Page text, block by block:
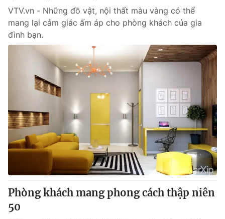
Xã hội
Pháp luật
Tin tức
Thế giới đó đây
Câu chuyện quốc tế
Kinh tế
Thị trường
Góc doanh nghiệp
Dữ liệu và đời sống
Truyền hình
Phim VTV
VTV.vn - Những đồ vật, nội thất màu vàng có thể
mang lại cảm giác ấm áp cho phòng khách của gia
đình bạn.
Phòng khách mang phong cách thập niên
50